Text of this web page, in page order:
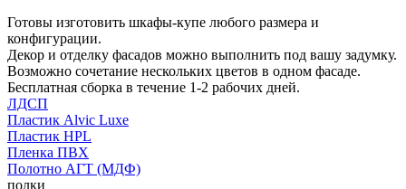
Готовы изготовить шкафы-купе любого размера и
конфигурации.
Декор и отделку фасадов можно выполнить под вашу задумку.
Возможно сочетание нескольких цветов в одном фасаде.
Бесплатная сборка в течение 1-2 рабочих дней.
ЛДСП
Пластик Alvic Luxe
Пластик HPL
Пленка ПВХ
Полотно АГТ (МДФ)
полки